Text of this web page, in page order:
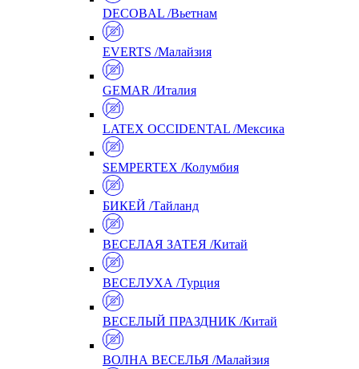
DECOBAL /Вьетнам
EVERTS /Малайзия
GEMAR /Италия
LATEX OCCIDENTAL /Мексика
SEMPERTEX /Колумбия
БИКЕЙ /Тайланд
ВЕСЕЛАЯ ЗАТЕЯ /Китай
ВЕСЕЛУХА /Турция
ВЕСЕЛЫЙ ПРАЗДНИК /Китай
ВОЛНА ВЕСЕЛЬЯ /Малайзия